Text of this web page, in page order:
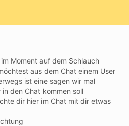
Moment auf dem Schlauch
aus dem Chat einem User
ist eine sagen wir mal
den Chat kommen soll
dir hier im Chat mit dir etwas